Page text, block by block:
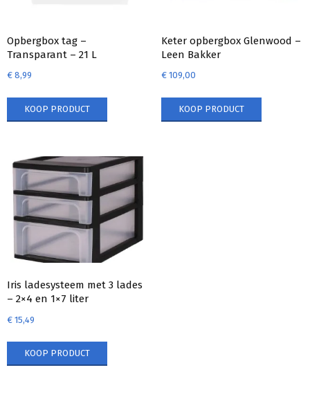
Opbergbox tag –
Transparant – 21 L
€ 8,99
KOOP PRODUCT
Keter opbergbox Glenwood –
Leen Bakker
€109,00
KOOP PRODUCT
Iris ladesysteem met 3 lades
– 2×4 en 1×7 liter
€ 15,49
KOOP PRODUCT